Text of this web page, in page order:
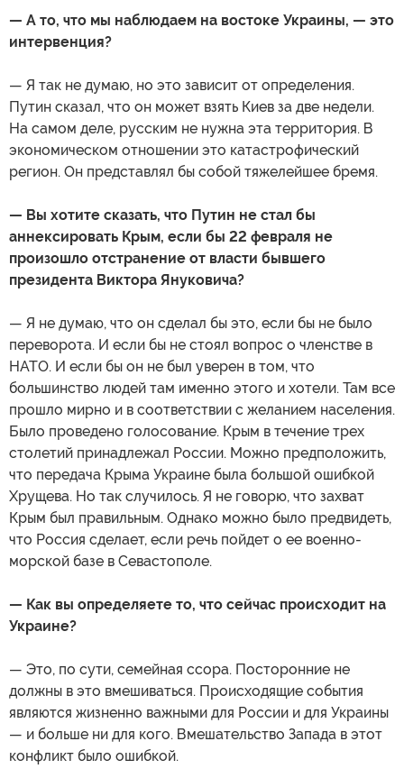
— А то, что мы наблюдаем на востоке Украины, — это
интервенция?
— Я так не думаю, но это зависит от определения.
Путин сказал, что он может взять Киев за две недели.
На самом деле, русским не нужна эта территория. В
экономическом отношении это катастрофический
регион. Он представлял бы собой тяжелейшее бремя.
— Вы хотите сказать, что Путин не стал бы
аннексировать Крым, если бы 22 февраля не
произошло отстранение от власти бывшего
президента Виктора Януковича?
— Я не думаю, что он сделал бы это, если бы не было
переворота. И если бы не стоял вопрос о членстве в
НАТО. И если бы он не был уверен в том, что
большинство людей там именно этого и хотели. Там все
прошло мирно и в соответствии с желанием населения.
Было проведено голосование. Крым в течение трех
столетий принадлежал России. Можно предположить,
что передача Крыма Украине была большой ошибкой
Хрущева. Но так случилось. Я не говорю, что захват
Крым был правильным. Однако можно было предвидеть,
что Россия сделает, если речь пойдет о ее военно-
морской базе в Севастополе.
— Как вы определяете то, что сейчас происходит на
Украине?
— Это, по сути, семейная ссора. Посторонние не
должны в это вмешиваться. Происходящие события
являются жизненно важными для России и для Украины
— и больше ни для кого. Вмешательство Запада в этот
конфликт было ошибкой.